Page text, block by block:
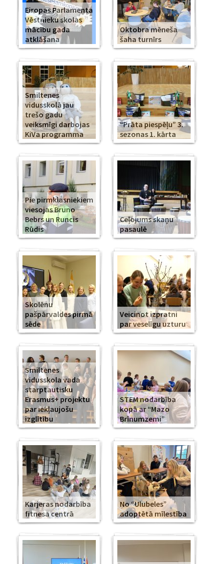
Eiropas Parlamenta
Vēstnieku skolas
mācību gada
atklāšana
Oktobra mēneša
šaha turnīrs
Smiltenes
vidusskolā jau
trešo gadu
veiksmīgi darbojas
KiVa programma
“Prāta piespēļu” 3.
sezonas 1. kārta
Pie pirmklasniekiem
viesojas Bruno
Bebrs un Runcis
Rūdis
Ceļojums skaņu
pasaulē
Skolēnu
pašpārvaldes pirmā
sēde
Veicinot izpratni
par veselīgu uzturu
Smiltenes
vidusskola vada
starptautisku
Erasmus+ projektu
par iekļaujošu
izglītību
STEM nodarbība
kopā ar “Mazo
Brīnumzemi”
Karjeras nodarbība
fitnesa centrā
No “Ulubeles”
adoptētā mīlestība